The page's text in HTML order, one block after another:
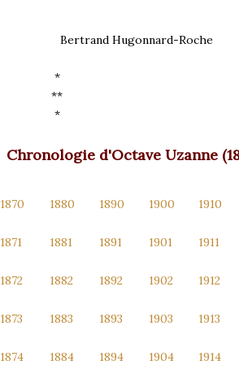
Bertrand Hugonnard-Roche
*
**
*
Chronologie d'Octave Uzanne
1870 1880 1890 1900 1910
1871 1881 1891 1901 1911
1872 1882 1892 1902 1912
1873 1883 1893 1903 1913
1874 1884 1894 1904 1914